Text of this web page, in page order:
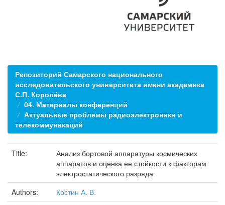
Репозиторий Самарского национального
исследовательского университета имени академика
С.П. Королёва
04. Материалы конференций
Актуальные проблемы радиоэлектроники и
телекоммуникаций
Title:
Анализ бортовой аппаратуры космических
аппаратов и оценка ее стойкости к факторам
электростатического разряда
Authors:
Костин А. В.